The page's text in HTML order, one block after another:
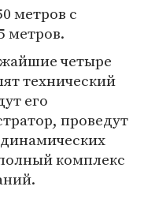
метров с
метров.
четыре
технический
его
проведут
комплекс